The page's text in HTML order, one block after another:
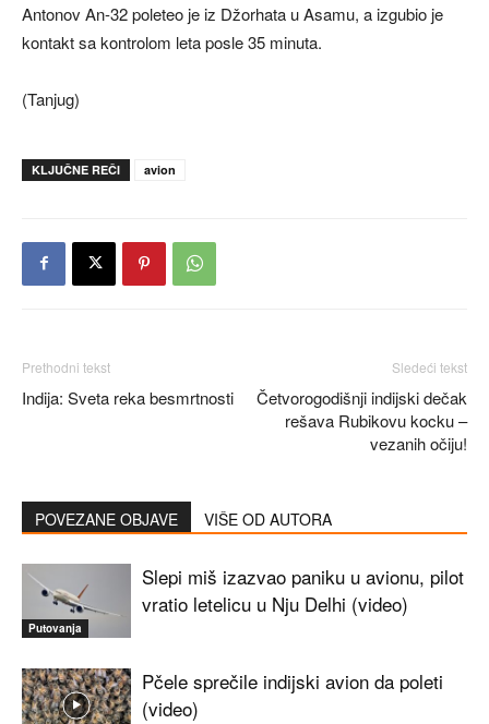
Antonov An-32 poleteo je iz Džorhata u Asamu, a izgubio je
kontakt sa kontrolom leta posle 35 minuta.
(Tanjug)
KLJUČNE REČI avion
Prethodni tekst
Indija: Sveta reka besmrtnosti
Sledeći tekst
Četvorogodišnji indijski dečak
rešava Rubikovu kocku –
vezanih očiju!
POVEZANE OBJAVE VIŠE OD AUTORA
Putovanja
Slepi miš izazvao paniku u avionu, pilot
vratio letelicu u Nju Delhi (video)
Pčele sprečile indijski avion da poleti
(video)